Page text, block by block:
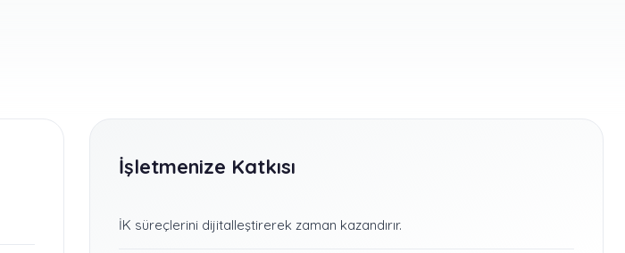
İşletmenize Katkısı
İK süreçlerini dijitalleştirerek zaman kazandırır.